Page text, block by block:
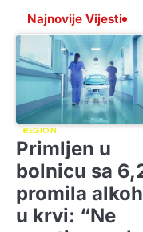
Najnovije Vijesti
REGION
Primljen u
bolnicu sa
promila
u krvi: “Ne